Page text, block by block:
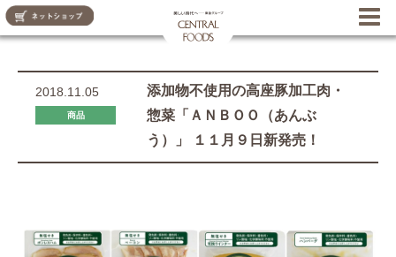
2018.11.05
商品
添加物不使用の高座豚加工肉・
惣菜「ＡＮＢＯＯ（あんぶ
う）」 １１月９日新発売！